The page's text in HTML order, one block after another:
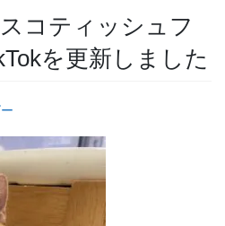
コティッシュフ
を更新しました